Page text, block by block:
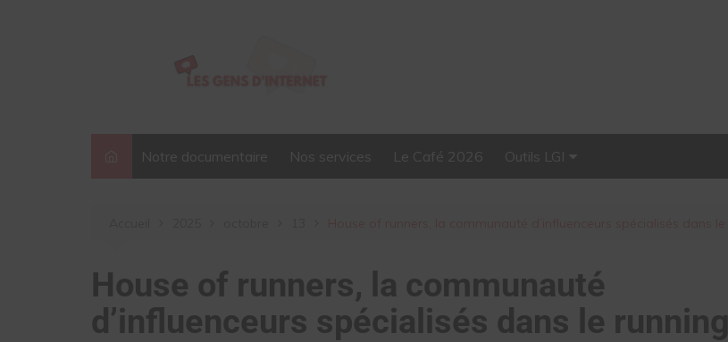
Notre documentaire Nos services Le Café 2026 Outils LGI
House of runners, la communauté
d’influenceurs spécialisés dans le running